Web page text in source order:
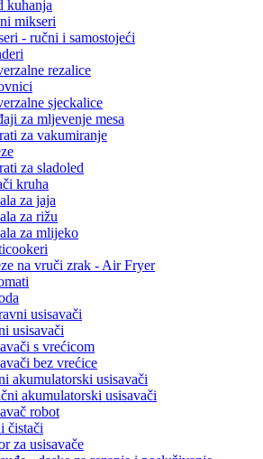
kuhanja
mikseri
- ručni i samostojeći
rezalice
sjeckalice
za mljevenje mesa
za vakumiranje
za sladoled
kruha
za jaja
za rižu
za mlijeko
na vruči zrak - Air Fryer
usisavači
usisavači
s vrećicom
bez vrećice
akumulatorski usisavači
akumulatorski usisavači
robot
čistači
za usisavače